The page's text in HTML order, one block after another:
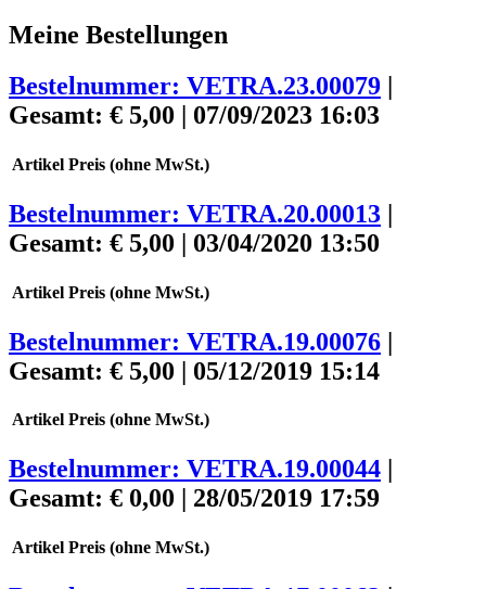
Meine Bestellungen
Bestelnummer: VETRA.23.00079 |
Gesamt: € 5,00 | 07/09/2023 16:03
Artikel Preis (ohne MwSt.)
Bestelnummer: VETRA.20.00013 |
Gesamt: € 5,00 | 03/04/2020 13:50
Artikel Preis (ohne MwSt.)
Bestelnummer: VETRA.19.00076 |
Gesamt: € 5,00 | 05/12/2019 15:14
Artikel Preis (ohne MwSt.)
Bestelnummer: VETRA.19.00044
Gesamt: € 0,00 | 28/05/2019 17:59
Artikel Preis (ohne MwSt.)